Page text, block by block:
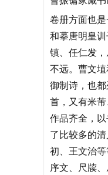
卷册方面也是
和摹唐明皇
镇、任仁发
不远。曹文
御制诗，也
首，又有米
作品齐全，
了比较多的
初、王文治等
序文、尺牍、